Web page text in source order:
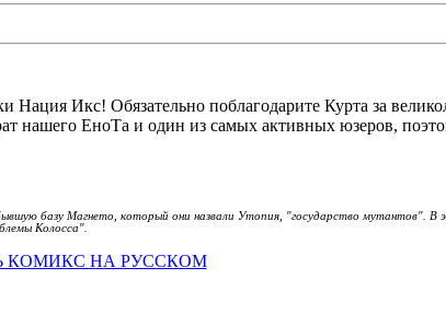
Икс! Обязательно поблагодарите Курта за
нашего ЕноТа и один из самых активных юзеров,
базу Магнето, который они назвали Утопия, "государство мутантов". В
Колосса".
КОМИКС НА РУССКОМ